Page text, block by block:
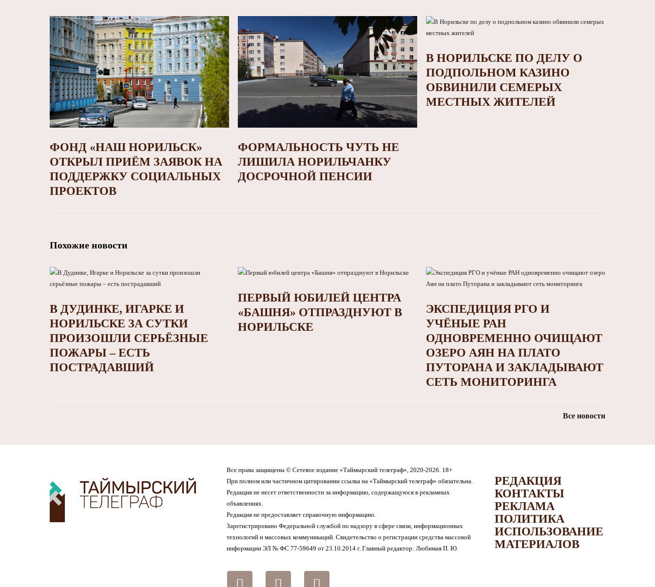
ФОНД «НАШ НОРИЛЬСК»
ОТКРЫЛ ПРИЁМ ЗАЯВОК НА
ПОДДЕРЖКУ СОЦИАЛЬНЫХ
ПРОЕКТОВ
ФОРМАЛЬНОСТЬ ЧУТЬ НЕ
ЛИШИЛА НОРИЛЬЧАНКУ
ДОСРОЧНОЙ ПЕНСИИ
В НОРИЛЬСКЕ ПО ДЕЛУ О
ПОДПОЛЬНОМ КАЗИНО
ОБВИНИЛИ СЕМЕРЫХ
МЕСТНЫХ ЖИТЕЛЕЙ
Похожие новости
В ДУДИНКЕ, ИГАРКЕ И
НОРИЛЬСКЕ ЗА СУТКИ
ПРОИЗОШЛИ СЕРЬЁЗНЫЕ
ПОЖАРЫ – ЕСТЬ
ПОСТРАДАВШИЙ
ПЕРВЫЙ ЮБИЛЕЙ ЦЕНТРА
«БАШНЯ» ОТПРАЗДНУЮТ В
НОРИЛЬСКЕ
ЭКСПЕДИЦИЯ РГО И
УЧЁНЫЕ РАН
ОДНОВРЕМЕННО ОЧИЩАЮТ
ОЗЕРО АЯН НА ПЛАТО
ПУТОРАНА И ЗАКЛАДЫВАЮТ
СЕТЬ МОНИТОРИНГА
Все новости
Все права защищены © Сетевое издание «Таймырский телеграф», 2020-2026. 18+
При полном или частичном цитировании ссылка на «Таймырский телеграф» обязательна.
Редакция не несет ответственности за информацию, содержащуюся в рекламных
объявлениях.
Редакция не предоставляет справочную информацию.
Зарегистрировано Федеральной службой по надзору в сфере связи, информационных
технологий и массовых коммуникаций. Свидетельство о регистрации средства массовой
информации ЭЛ № ФС 77-59649 от 23.10.2014 г. Главный редактор: Любимая П. Ю.
РЕДАКЦИЯ
КОНТАКТЫ
РЕКЛАМА
ПОЛИТИКА
ИСПОЛЬЗОВАНИЕ
МАТЕРИАЛОВ